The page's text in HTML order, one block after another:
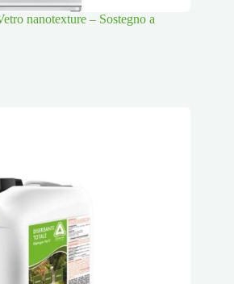
nanotexture – Sostegno a